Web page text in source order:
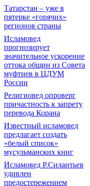
Татарстан – уже в
пятерке «горячих»
регионов страны
Исламовед
прогнозирует
значительное ускорение
оттока общин из Совета
муфтиев в ЦДУМ
России
Религиовед опроверг
причастность к запрету
перевода Корана
Известный исламовед
предлагает создать
«белый список»
мусульманских книг
Исламовед Р.Силантьев
удивлен
предостережением